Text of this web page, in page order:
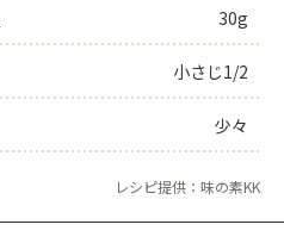
30g
小さじ1/2
少々
レシピ提供：味の素KK